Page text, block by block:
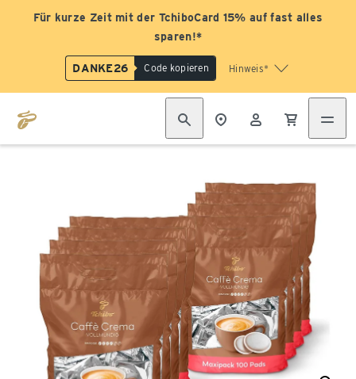
Für kurze Zeit mit der TchiboCard 15% auf fast alles
sparen!*
DANKE26 Code kopieren Hinweis*